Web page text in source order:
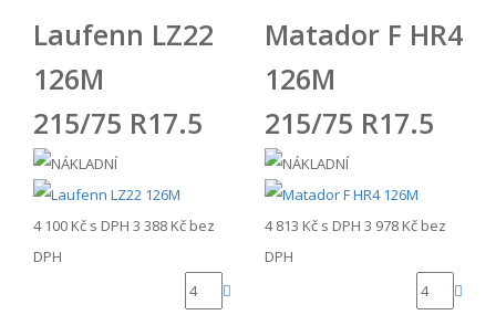
Laufenn LZ22
126M
215/75 R17.5
4 100 Kč s DPH 3 388 Kč bez
DPH
Matador F HR4
126M
215/75 R17.5
4 813 Kč s DPH 3 978 Kč bez
DPH